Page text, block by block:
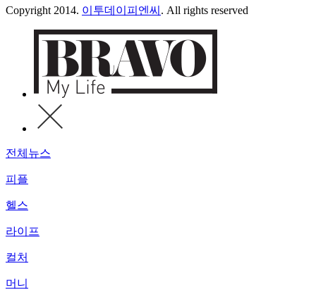
Copyright 2014. 이투데이피엔씨 . All rights reserved
전체뉴스
피플
헬스
라이프
컬처
머니